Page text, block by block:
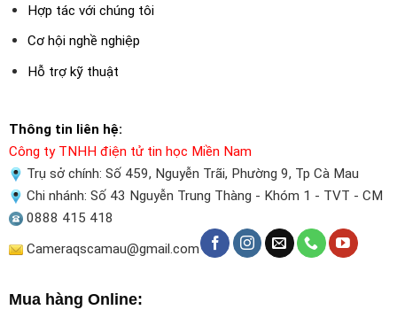
Hợp tác với chúng tôi
Cơ hội nghề nghiệp
Hỗ trợ kỹ thuật
Thông tin liên hệ:
Công ty TNHH điện tử tin học Miền Nam
Trụ sở chính: Số 459, Nguyễn Trãi, Phường 9, Tp Cà Mau
Chi nhánh: Số 43 Nguyễn Trung Thàng - Khóm 1 - TVT - CM
0888 415 418
Cameraqscamau@gmail.com
Mua hàng Online: